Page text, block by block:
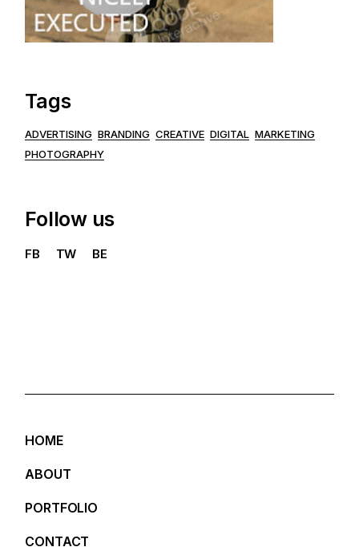
Tags
ADVERTISING BRANDING CREATIVE DIGITAL MARKETING
PHOTOGRAPHY
Follow us
FB TW BE
HOME
ABOUT
PORTFOLIO
CONTACT